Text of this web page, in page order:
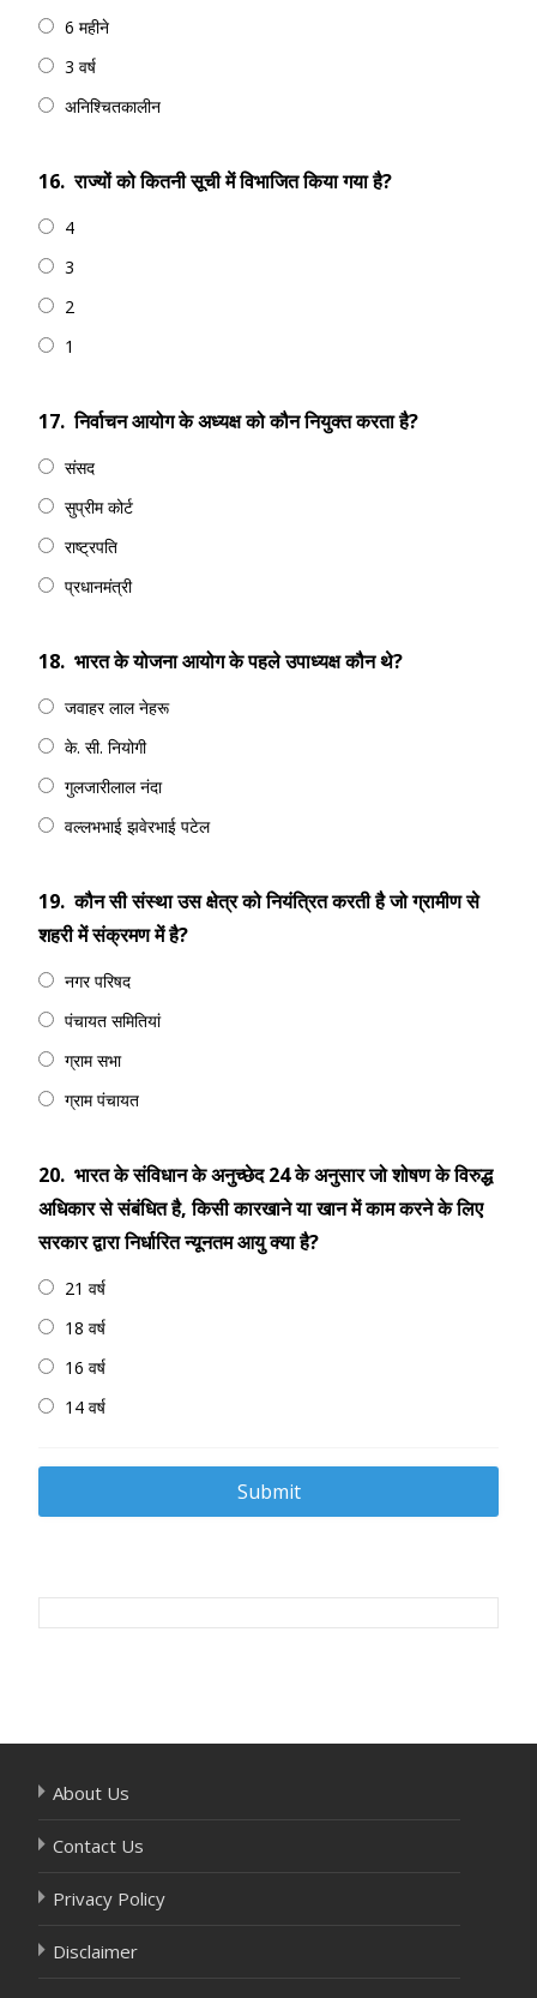
6 महीने
3 वर्ष
अनिश्चितकालीन
16. राज्यों को कितनी सूची में विभाजित किया गया है?
4
3
2
1
17. निर्वाचन आयोग के अध्यक्ष को कौन नियुक्त करता है?
संसद
सुप्रीम कोर्ट
राष्ट्रपति
प्रधानमंत्री
18. भारत के योजना आयोग के पहले उपाध्यक्ष कौन थे?
जवाहर लाल नेहरू
के. सी. नियोगी
गुलजारीलाल नंदा
वल्लभभाई झवेरभाई पटेल
19. कौन सी संस्था उस क्षेत्र को नियंत्रित करती है जो ग्रामीण से
शहरी में संक्रमण में है?
नगर परिषद
पंचायत समितियां
ग्राम सभा
ग्राम पंचायत
20. भारत के संविधान के अनुच्छेद 24 के अनुसार जो शोषण के विरुद्ध
अधिकार से संबंधित है, किसी कारखाने या खान में काम करने के लिए
सरकार द्वारा निर्धारित न्यूनतम आयु क्या है?
21 वर्ष
18 वर्ष
16 वर्ष
14 वर्ष
Post
About Us
Contact Us
Privacy Policy
Disclaimer